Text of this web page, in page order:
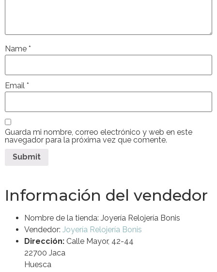
Name *
Email *
Guarda mi nombre, correo electrónico y web en este
navegador para la próxima vez que comente.
Información del vendedor
Nombre de la tienda: Joyería Relojería Bonis
Vendedor: Joyería Relojería Bonis
Dirección: Calle Mayor, 42-44
22700 Jaca
Huesca